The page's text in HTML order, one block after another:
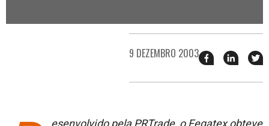
9 DEZEMBRO 2003 Compartilhar
esse
no
esse
no